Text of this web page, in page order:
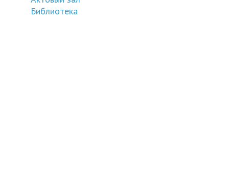
Библиотека